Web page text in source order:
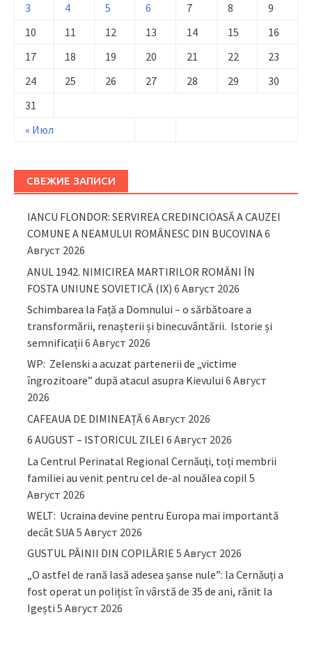
« Июл
3
4 5 6 7 8
9
10
11 12 13 14 15
16
17
18 19 20 21 22
23
24
25 26 27 28 29
30
31
СВЕЖИЕ ЗАПИСИ
IANCU FLONDOR: SERVIREA CREDINCIOASĂ A CAUZEI
COMUNE A NEAMULUI ROMÂNESC DIN BUCOVINA6
Август 2026
ANUL 1942. NIMICIREA MARTIRILOR ROMÂNI ÎN
FOSTA UNIUNE SOVIETICĂ (IX) 6 Август 2026
Schimbarea la Față a Domnului – o sărbătoare a
transformării, renașterii și binecuvântării. Istorie și
semnificații 6 Август 2026
WP: Zelenski a acuzat partenerii de „victime
îngrozitoare” după atacul asupra Kievului 6 Август
2026
CAFEAUA DE DIMINEAȚĂ6 Август 2026
6 AUGUST – ISTORICUL ZILEI 6 Август 2026
La Centrul Perinatal Regional Cernăuți, toți membrii
familiei au venit pentru cel de-al nouălea copil 5
Август 2026
WELT: Ucraina devine pentru Europa mai importantă
decât SUA5 Август 2026
GUSTUL PÂINII DIN COPILĂRIE 5 Август 2026
„O astfel de rană lasă adesea șanse nule”: la Cernăuți a
fost operat un polițist în vârstă de 35 de ani, rănit la
Igești 5 Август 2026